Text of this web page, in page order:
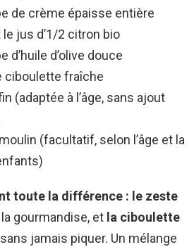
de crème épaisse entière
jus d’1/2 citron bio
d’huile d’olive douce
ciboulette fraîche
(adaptée à l’âge, sans ajout
(facultatif, selon l’âge et la
toute la différence : le zeste
gourmandise, et la ciboulette
jamais piquer. Un mélange